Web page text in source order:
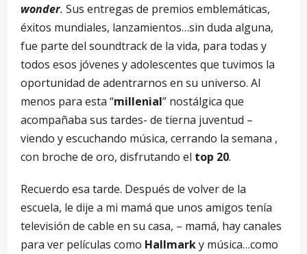
wonder. Sus entregas de premios emblemáticas,
éxitos mundiales, lanzamientos…sin duda alguna,
fue parte del soundtrack de la vida, para todas y
todos esos jóvenes y adolescentes que tuvimos la
oportunidad de adentrarnos en su universo. Al
menos para esta “millenial” nostálgica que
acompañaba sus tardes- de tierna juventud –
viendo y escuchando música, cerrando la semana ,
con broche de oro, disfrutando el top 20.
Recuerdo esa tarde. Después de volver de la
escuela, le dije a mi mamá que unos amigos tenía
televisión de cable en su casa, – mamá, hay canales
para ver películas como Hallmarky música…como